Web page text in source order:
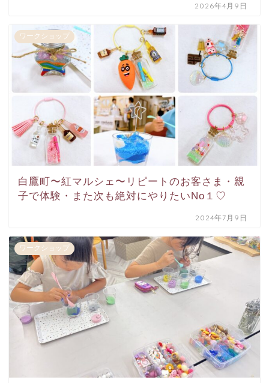
2026年4月9日
ワークショップ
白鷹町〜紅マルシェ〜リピートのお客さま・親
子で体験・また次も絶対にやりたいNo１♡
2024年7月9日
ワークショップ